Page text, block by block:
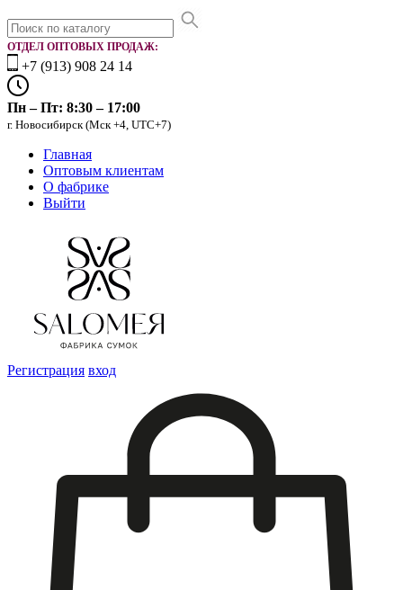
ОТДЕЛ ОПТОВЫХ ПРОДАЖ:
+7 (913) 908 24 14
Пн – Пт: 8:30 – 17:00
г. Новосибирск (Мск +4, UTC+7)
Главная
Оптовым клиентам
О фабрике
Выйти
Регистрация вход